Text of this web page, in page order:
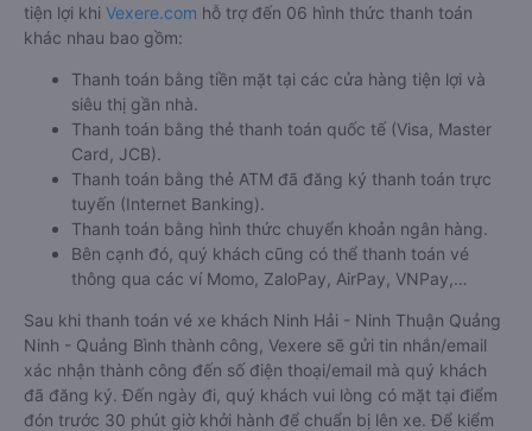
tiện lợi khi Vexere.com hỗ trợ đến 06 hình thức thanh toán
khác nhau bao gồm:
Thanh toán bằng tiền mặt tại các cửa hàng tiện lợi và
siêu thị gần nhà.
Thanh toán bằng thẻ thanh toán quốc tế (Visa, Master
Card, JCB).
Thanh toán bằng thẻ ATM đã đăng ký thanh toán trực
tuyến (Internet Banking).
Thanh toán bằng hình thức chuyển khoản ngân hàng.
Bên cạnh đó, quý khách cũng có thể thanh toán vé
thông qua các ví Momo, ZaloPay, AirPay, VNPay,…
Sau khi thanh toán vé xe khách Ninh Hải - Ninh Thuận Quảng
Ninh - Quảng Bình thành công, Vexere sẽ gửi tin nhắn/email
xác nhận thành công đến số điện thoại/email mà quý khách
đã đăng ký. Đến ngày đi, quý khách vui lòng có mặt tại điểm
đón trước 30 phút giờ khởi hành để chuẩn bị lên xe. Để kiểm